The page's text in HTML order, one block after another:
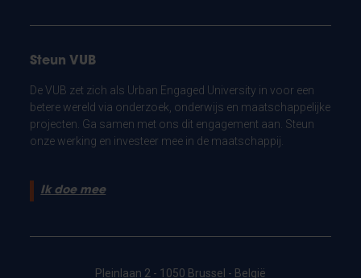
Steun VUB
De VUB zet zich als Urban Engaged University in voor een
betere wereld via onderzoek, onderwijs en maatschappelijke
projecten. Ga samen met ons dit engagement aan. Steun
onze werking en investeer mee in de maatschappij.
Ik doe mee
Pleinlaan 2 - 1050 Brussel - België